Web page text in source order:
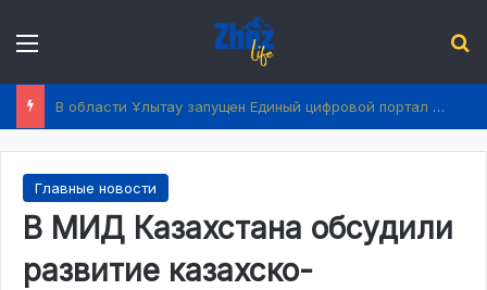
В области Ұлытау запущен Единый цифровой портал услуг
Главные новости
В МИД Казахстана обсудили
развитие казахско-